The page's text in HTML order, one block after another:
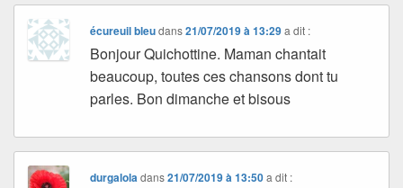
écureuil bleudans21/07/2019 à 13:29 a dit :
Bonjour Quichottine. Maman chantait
beaucoup, toutes ces chansons dont tu
parles. Bon dimanche et bisous
durgaloladans21/07/2019 à 13:50 a dit :